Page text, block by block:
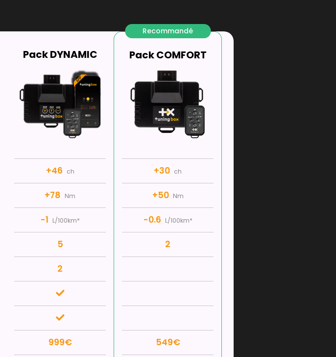
Pack DYNAMIC
Recommandé
Pack COMFORT
+46 ch +30 ch
+78 Nm +50 Nm
-1 L/100km* -0.6 L/100km*
5 2
2
999€ 549€